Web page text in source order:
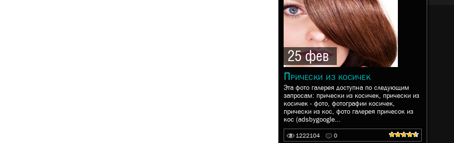
25 фев
Прически из косичек
Эта фото галерея доступна по следующим
запросам: прически из косичек, прически из
косичек - фото, фотографии косичек,
прически из кос, фото галерея причесок из
кос (adsbygoogle...
1222104 0